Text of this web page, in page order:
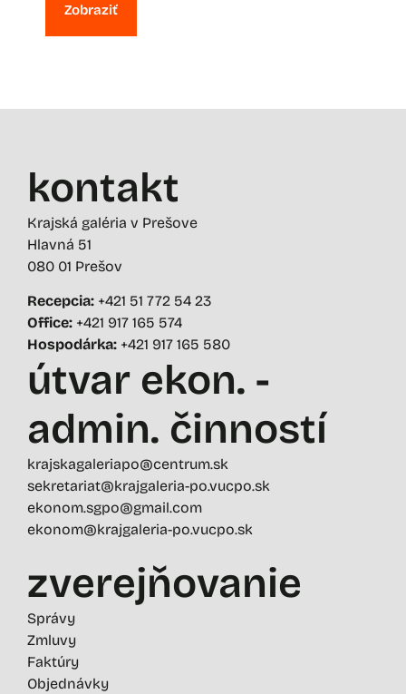
Zobraziť
kontakt
Krajská galéria v Prešove
Hlavná 51
080 01 Prešov
Recepcia: +421 51 772 54 23
Office: +421 917 165 574
Hospodárka: +421 917 165 580
útvar ekon. -
admin. činností
krajskagaleriapo@centrum.sk
sekretariat@krajgaleria-po.vucpo.sk
ekonom.sgpo@gmail.com
ekonom@krajgaleria-po.vucpo.sk
zverejňovanie
Správy
Zmluvy
Faktúry
Objednávky